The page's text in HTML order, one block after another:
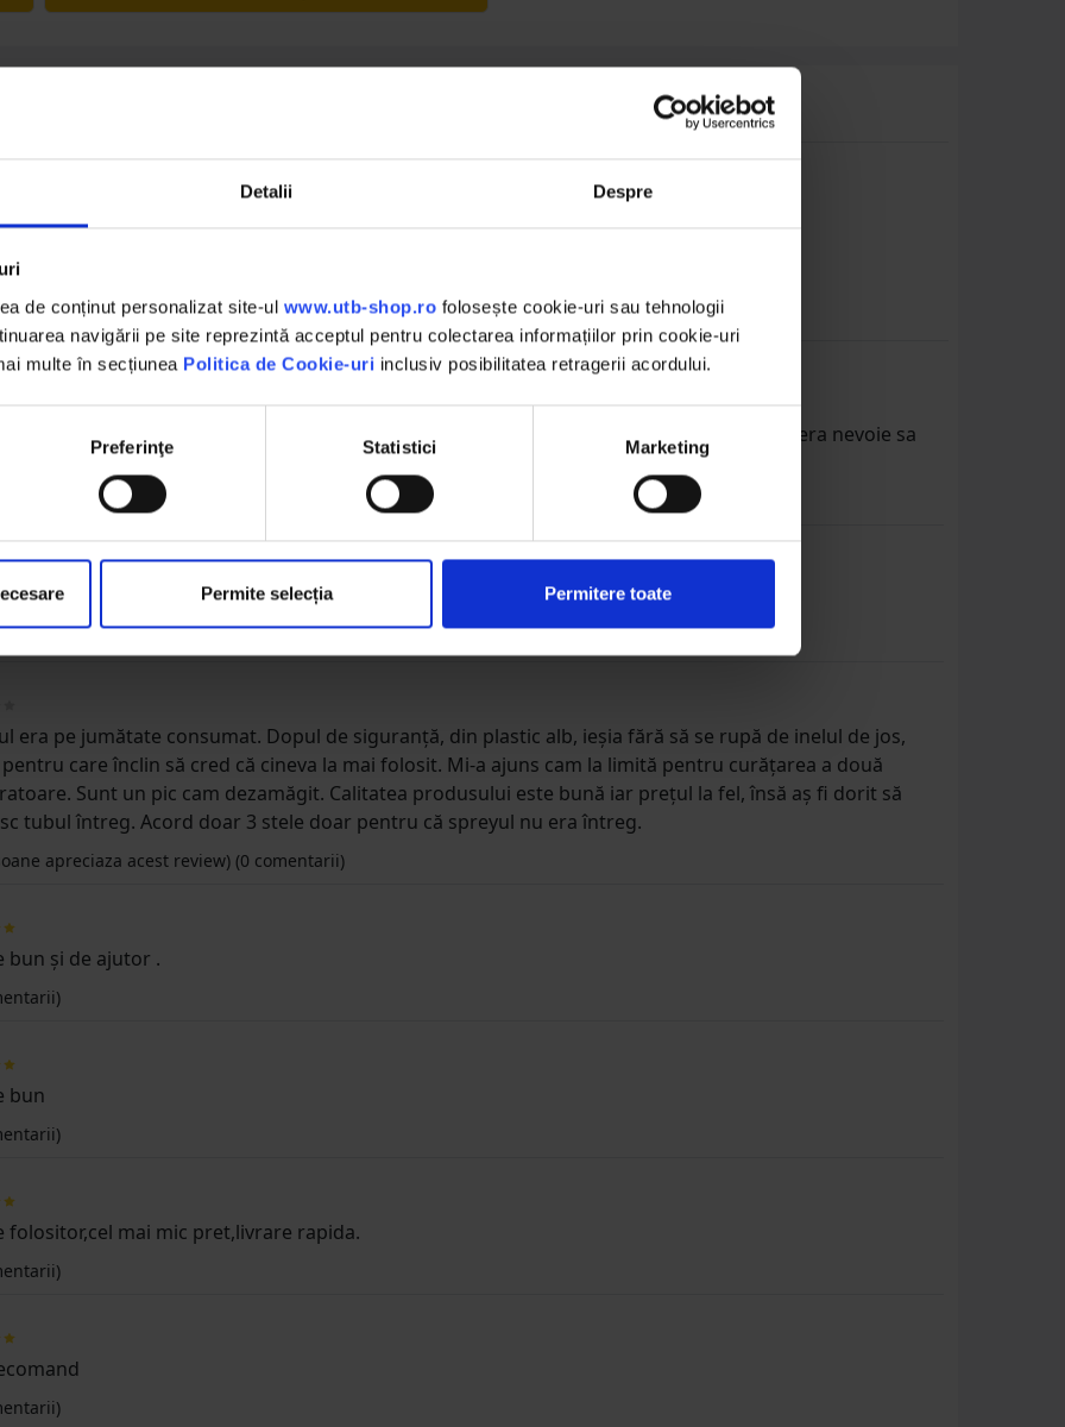
Detalii Despre
de conținut personalizat site-ul www.utb-shop.ro folosește cookie-uri sau tehnologii
navigării pe site reprezintă acceptul pentru colectarea informațiilor prin cookie-uri
multe în secțiunea Politica de Cookie-uri inclusiv posibilitatea retragerii acordului.
Preferinţe Statistici Marketing
Permite selecția Permitere toate
produs?
și spune-le și altora despre experiența ta cu acest produs.
clapeta de acceleratie si injectoarele. de la jet a indepartat toate depunerile, nici nu era nevoie sa
se inmoaie. perfect!
aplicator
era pe jumătate consumat. Dopul de siguranță, din plastic alb, ieșia fără să se rupă de inelul de jos,
care înclin să cred că cineva la mai folosit. Mi-a ajuns cam la limită pentru curățarea a două
Sunt un pic cam dezamăgit. Calitatea produsului este bună iar prețul la fel, însă aș fi dorit să
tubul întreg. Acord doar 3 stele doar pentru că spreyul nu era întreg.
apreciaza acest review) (0 comentarii)
bun și de ajutor .
bun
folositor,cel mai mic pret,livrare rapida.